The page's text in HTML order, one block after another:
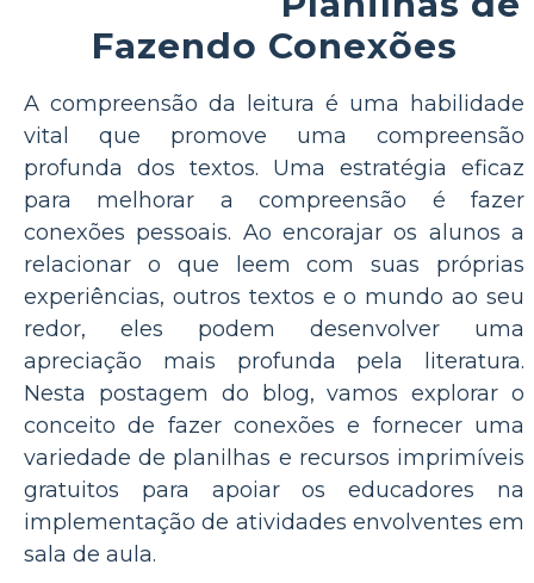
Fazendo Conexões
A compreensão da leitura é uma habilidade
vital que promove uma compreensão
profunda dos textos. Uma estratégia eficaz
para melhorar a compreensão é fazer
conexões pessoais. Ao encorajar os alunos a
relacionar o que leem com suas próprias
experiências, outros textos e o mundo ao seu
redor, eles podem desenvolver uma
apreciação mais profunda pela literatura.
Nesta postagem do blog, vamos explorar o
conceito de fazer conexões e fornecer uma
variedade de planilhas e recursos imprimíveis
gratuitos para apoiar os educadores na
implementação de atividades envolventes em
sala de aula.